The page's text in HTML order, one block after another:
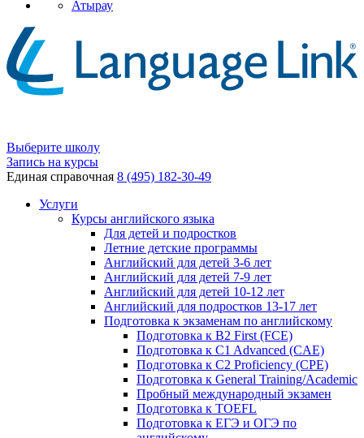
Атырау
Выберите школу
Запись на курсы
Единая справочная 8 (495) 182-30-49
Услуги
Курсы английского языка
Для детей и подростков
Летние детские программы
Английский для детей 3-6 лет
Английский для детей 7-9 лет
Английский для детей 10-12 лет
Английский для подростков 13-17 лет
Подготовка к экзаменам по английскому
Подготовка к B2 First (FCE)
Подготовка к C1 Advanced (CAE)
Подготовка к C2 Proficiency (CPE)
Подготовка к General Training/Academic
Пробный международный экзамен
Подготовка к TOEFL
Подготовка к ЕГЭ и ОГЭ по